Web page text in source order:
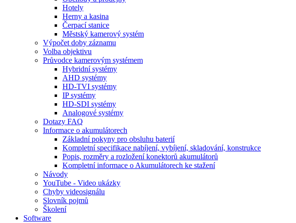
Hotely
Herny a kasina
Čerpací stanice
Městský kamerový systém
Výpočet doby záznamu
Volba objektivu
Průvodce kamerovým systémem
Hybridní systémy
AHD systémy
HD-TVI systémy
IP systémy
HD-SDI systémy
Analogové systémy
Dotazy FAQ
Informace o akumulátorech
Základní pokyny pro obsluhu baterií
Kompletní specifikace nabíjení, vybíjení, skladování, konstrukce
Popis, rozměry a rozložení konektorů akumulátorů
Kompletní informace o Akumulátorech ke stažení
Návody
YouTube - Video ukázky
Chyby videosignálu
Slovník pojmů
Školení
Software